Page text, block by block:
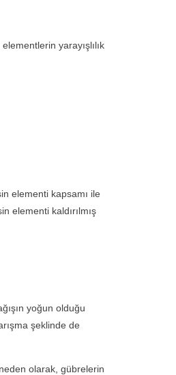
yarayışlılık
elementi kapsamı ile
elementi kaldırılmış
yoğun olduğu
şeklinde de
olarak, gübrelerin